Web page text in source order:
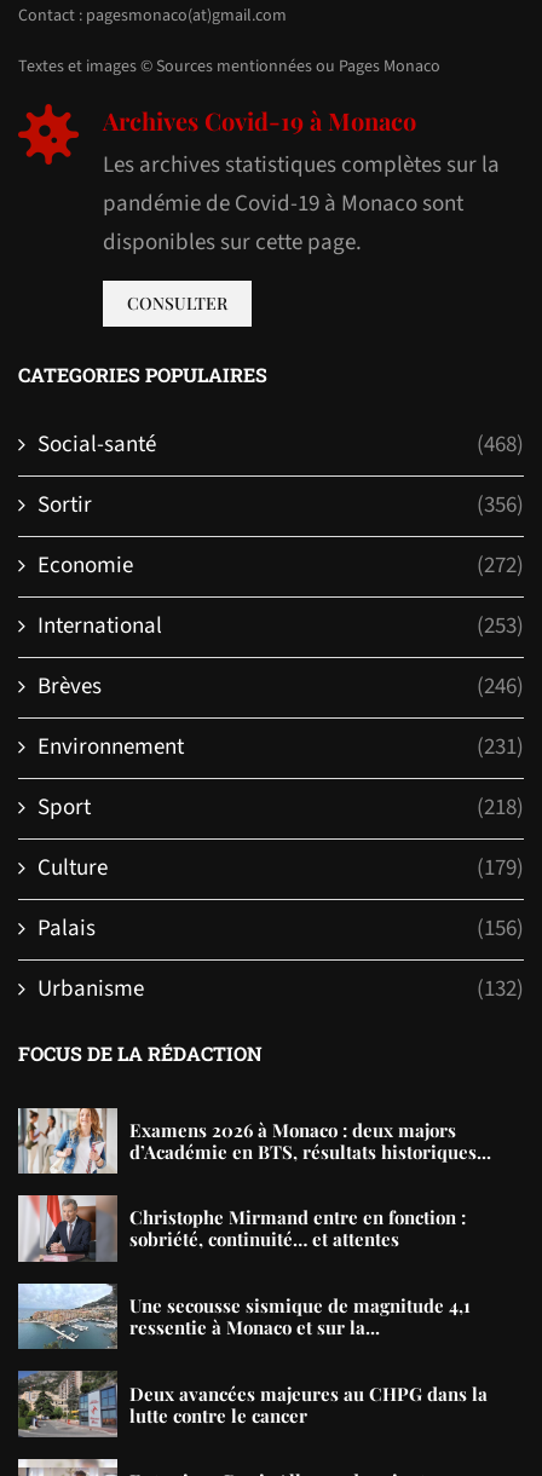
Contact : pagesmonaco(at)gmail.com
Textes et images © Sources mentionnées ou Pages Monaco
Archives Covid-19 à Monaco
Les archives statistiques complètes sur la
pandémie de Covid-19 à Monaco sont
disponibles sur cette page.
CONSULTER
CATEGORIES POPULAIRES
Social-santé
(468)
Sortir
(356)
Economie
(272)
International
(253)
Brèves
(246)
Environnement
(231)
Sport
(218)
Culture
(179)
Palais
(156)
Urbanisme
(132)
FOCUS DE LA RÉDACTION
Examens 2026 à Monaco : deux majors
d’Académie en BTS, résultats historiques...
Christophe Mirmand entre en fonction :
sobriété, continuité… et attentes
Une secousse sismique de magnitude 4,1
ressentie à Monaco et sur la...
Deux avancées majeures au CHPG dans la
lutte contre le cancer